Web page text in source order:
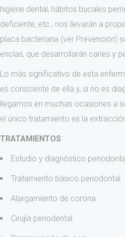
higiene dental, hábitos bucales
deficiente, etc., nos llevarán a
placa bacteriana (ver Prevención)
encías, que desarrollarán caries y
Lo más significativo de esta
es consciente de ella y, si no es
llegamos en muchas ocasiones a
el único tratamiento es la
TRATAMIENTOS
Estudio y diagnóstico periodontal
Tratamiento básico periodontal
Alargamiento de corona
Cirujía periodental